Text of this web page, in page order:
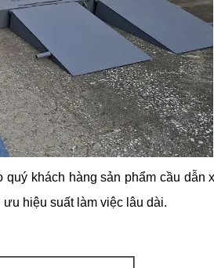
khách hàng sản phẩm cầu dẫn
hiệu suất làm việc lâu dài.